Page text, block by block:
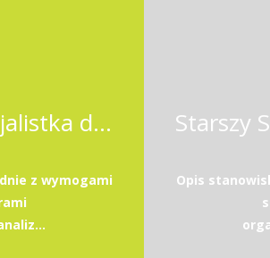
Starszy Specjalista / Starsza Specjalistka ds. księgowości
z wymogami
Opis